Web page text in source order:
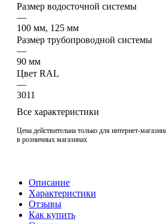
Размер водосточной системы
—
100 мм, 125 мм
Размер трубопроводной системы
—
90 мм
Цвет RAL
—
3011
Все характеристики
Цена действительна только для интернет-
в розничных магазинах
Описание
Характеристики
Отзывы
Как купить